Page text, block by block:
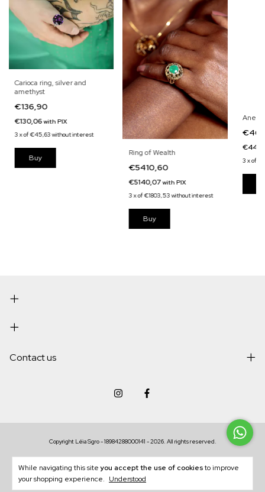
While navigating this siteyou accept the use of cookiesto improve
your shopping experience. Understood
Carioca ring, silver and
amethyst
€136,90
€130,06with PIX
3 xof€45,63 without interest
Ring of Wealth
€5410,60
€5140,07with PIX
3xof€1803,53without interest
Anel
3 xof
Contact us
Copyright Léia Sgro - 18984288000141 - 2026. All rights reserved.